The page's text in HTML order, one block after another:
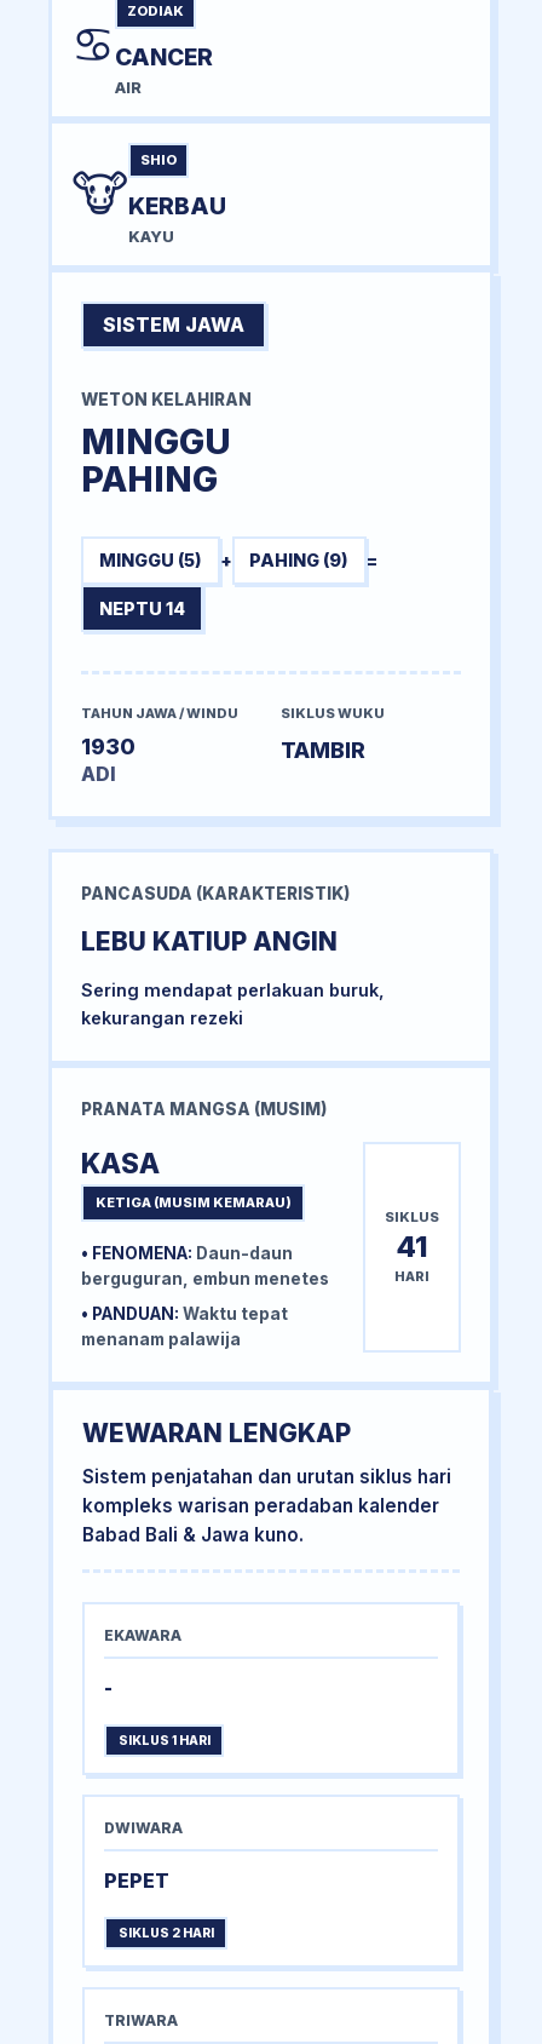
♋
ZODIAK
CANCER
AIR
🐮
SHIO
KERBAU
KAYU
SISTEM JAWA
WETON KELAHIRAN
MINGGU
PAHING
MINGGU (5) + PAHING (9) =
NEPTU 14
TAHUN JAWA / WINDU
1930
ADI
SIKLUS WUKU
TAMBIR
PANCASUDA (KARAKTERISTIK)
LEBU KATIUP ANGIN
Sering mendapat perlakuan buruk,
kekurangan rezeki
PRANATA MANGSA (MUSIM)
KASA
KETIGA (MUSIM KEMARAU)
• FENOMENA: Daun-daun
berguguran, embun menetes
• PANDUAN: Waktu tepat
menanam palawija
SIKLUS
41
HARI
WEWARAN LENGKAP
Sistem penjatahan dan urutan siklus hari
kompleks warisan peradaban kalender
Babad Bali & Jawa kuno.
EKAWARA
-
SIKLUS 1 HARI
DWIWARA
PEPET
SIKLUS 2 HARI
TRIWARA